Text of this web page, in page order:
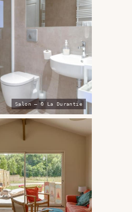
Salon — © La Durantie